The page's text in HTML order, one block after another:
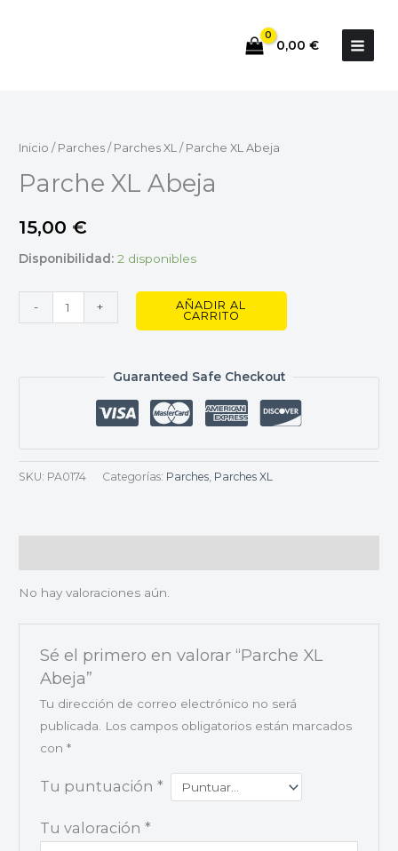
0,00 €
Inicio / Parches / Parches XL / Parche XL Abeja
Parche XL Abeja
15,00 €
Disponibilidad: 2 disponibles
-
Abeja
+
AÑADIR AL
CARRITO
Guaranteed Safe Checkout
SKU: PA0174 Categorías: Parches, Parches XL
No hay valoraciones aún.
Sé el primero en valorar “Parche XL
Abeja”
Tu dirección de correo electrónico no será
publicada.
Los campos obligatorios están marcados
con *
Tu puntuación *
Tu valoración *